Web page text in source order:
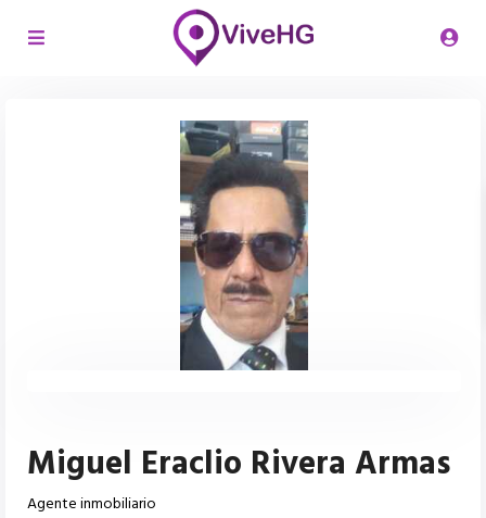
Miguel Eraclio Rivera Armas
Agente inmobiliario